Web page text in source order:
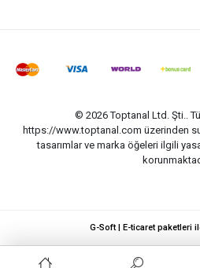
© 2026 Toptanal Ltd. Şti..
https://www.toptanal.com üzerinden
tasarımlar ve marka öğeleri ilgili
G-Soft | E-ticaret paketleri